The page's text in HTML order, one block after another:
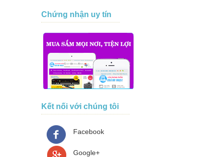
Chứng nhận uy tín
Kết nối với chúng tôi
Facebook
Google+